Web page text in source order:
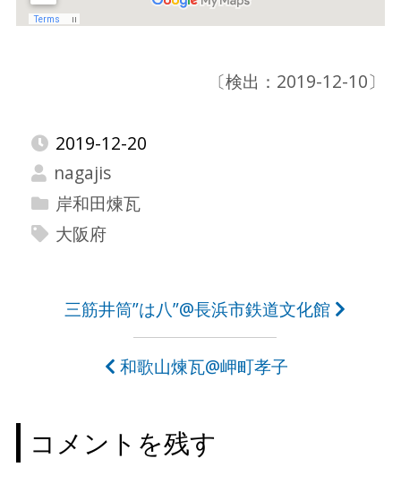
〔検出：2019-12-10〕
2019-12-20
nagajis
岸和田煉瓦
大阪府
ビ
ゲ
三筋井筒”は八”@長浜市鉄道文化館
和歌山煉瓦@岬町孝子
コメントを残す